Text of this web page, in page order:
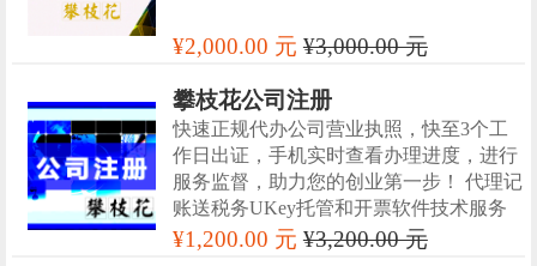
¥2,000.00 元¥3,000.00 元
攀枝花公司注册
快速正规代办公司营业执照，快至3个工
作日出证，手机实时查看办理进度，进行
服务监督，助力您的创业第一步！ 代理记
账送税务UKey托管和开票软件技术服务
¥1,200.00 元¥3,200.00 元